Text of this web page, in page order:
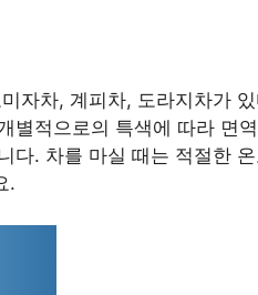
자차, 계피차, 도라지차가
별적으로의 특색에 따라 면
다. 차를 마실 때는 적절한
.